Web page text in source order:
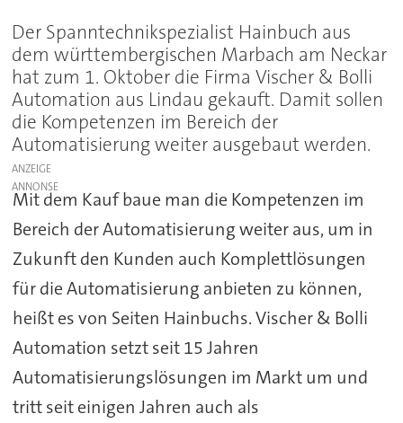
Der Spanntechnikspezialist Hainbuch aus
dem württembergischen Marbach am Neckar
hat zum 1. Oktober die Firma Vischer & Bolli
Automation aus Lindau gekauft. Damit sollen
die Kompetenzen im Bereich der
Automatisierung weiter ausgebaut werden.
ANZEIGE
Mit dem Kauf baue man die Kompetenzen im
Bereich der Automatisierung weiter aus, um in
Zukunft den Kunden auch Komplettlösungen
für die Automatisierung anbieten zu können,
heißt es von Seiten Hainbuchs. Vischer & Bolli
Automation setzt seit 15 Jahren
Automatisierungslösungen im Markt um und
tritt seit einigen Jahren auch als